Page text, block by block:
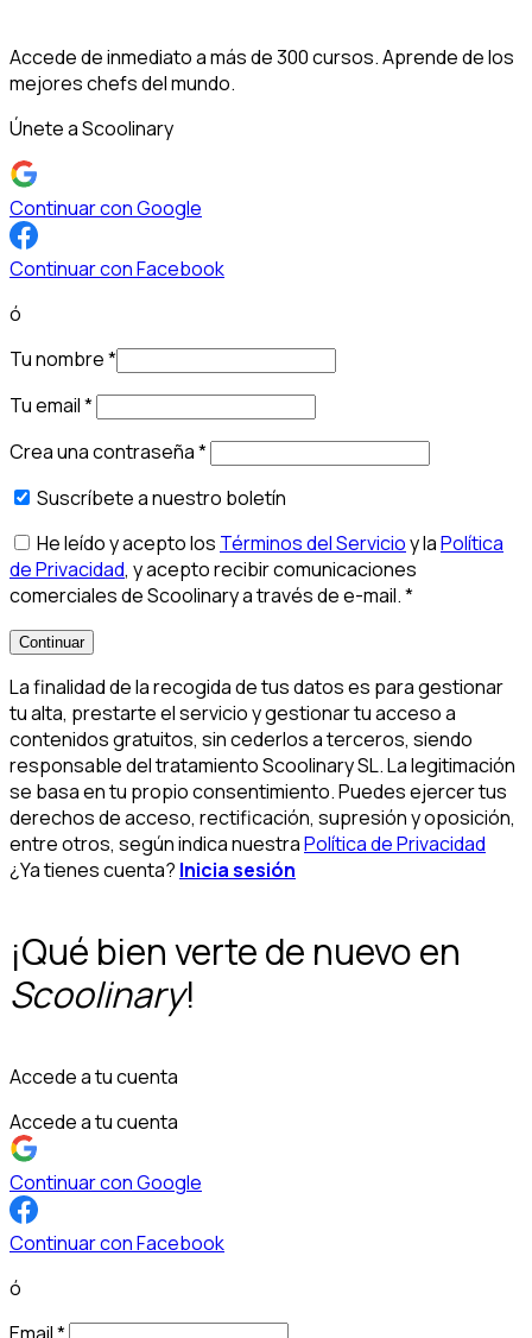
Accede de inmediato a más de 300 cursos. Aprende de los
mejores chefs del mundo.
Únete a Scoolinary
Continuar con Google
Continuar con Facebook
ó
Tu nombre*
Tu email*
Crea una contraseña*
Suscríbete a nuestro boletín
He leído y acepto los Términos del Servicioy laPolítica
de Privacidad, y acepto recibir comunicaciones
comerciales de Scoolinary a través de e-mail.*
Continuar
La finalidad de la recogida de tus datos es para gestionar
tu alta, prestarte el servicio y gestionar tu acceso a
contenidos gratuitos, sin cederlos a terceros, siendo
responsable del tratamiento Scoolinary SL. La legitimación
se basa en tu propio consentimiento. Puedes ejercer tus
derechos de acceso, rectificación, supresión y oposición,
entre otros, según indica nuestraPolítica de Privacidad
¿Ya tienes cuenta? Inicia sesión
¡Qué bien verte de nuevo en
Scoolinary!
Accede a tu cuenta
Accede a tu cuenta
Continuar con Google
Continuar con Facebook
ó